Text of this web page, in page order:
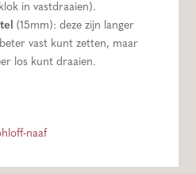
in vastdraaien).
(15mm): deze zijn langer
vast kunt zetten, maar
los kunt draaien.
naaf